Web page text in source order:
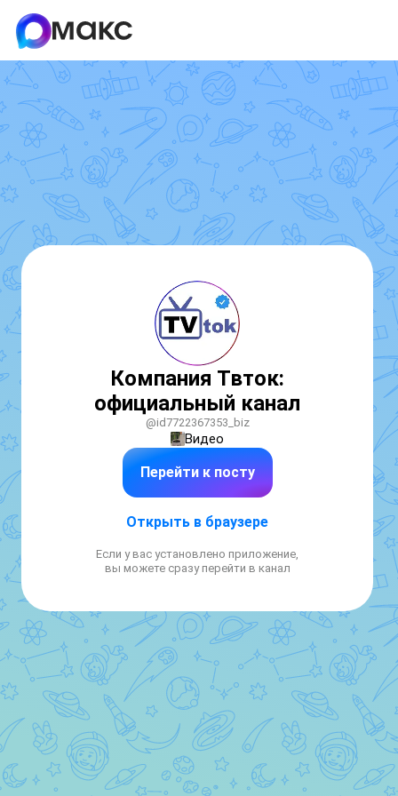
Компания Твток:
официальный канал
@id7722367353_biz
Видео
Перейти к посту
Открыть в браузере
Если у вас установлено приложение,
вы можете сразу перейти в канал